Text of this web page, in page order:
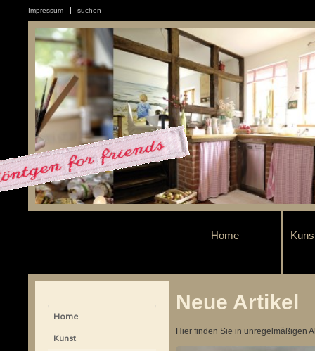
Impressum suchen
Home
Home
Kunst
Neue Artikel
Hier finden Sie in unregelmäßigen